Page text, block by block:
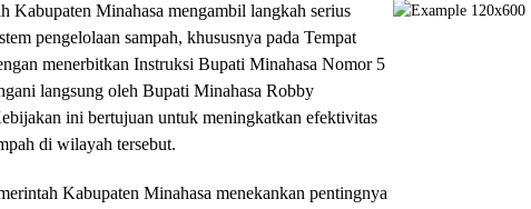
Kabupaten Minahasa mengambil langkah serius
pengelolaan sampah, khususnya pada Tempat
menerbitkan Instruksi Bupati Minahasa Nomor 5
langsung oleh Bupati Minahasa Robby
ini bertujuan untuk meningkatkan efektivitas
di wilayah tersebut.
Kabupaten Minahasa menekankan pentingnya